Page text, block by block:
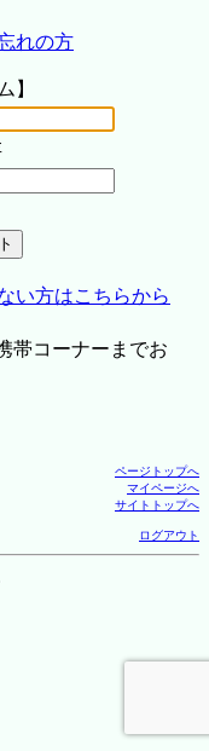
れの方
】
い方はこちらから
帯コーナーまでお
ページトップへ
マイページへ
サイトトップへ
ログアウト